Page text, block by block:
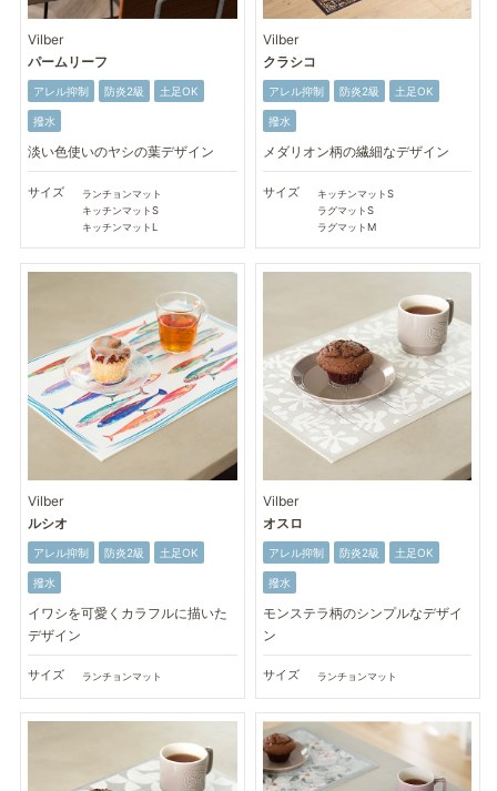
Vilber
パームリーフ
アレル抑制 防炎2級 土足OK
撥水
淡い色使いのヤシの葉デザイン
サイズ
ランチョンマット
キッチンマットS
キッチンマットL
Vilber
クラシコ
アレル抑制 防炎2級 土足OK
撥水
メダリオン柄の繊細なデザイン
サイズ
キッチンマットS
ラグマットS
ラグマットM
Vilber
ルシオ
アレル抑制 防炎2級 土足OK
撥水
イワシを可愛くカラフルに描いた
デザイン
サイズ ランチョンマット
Vilber
オスロ
アレル抑制 防炎2級 土足OK
撥水
モンステラ柄のシンプルなデザイ
ン
サイズ ランチョンマット